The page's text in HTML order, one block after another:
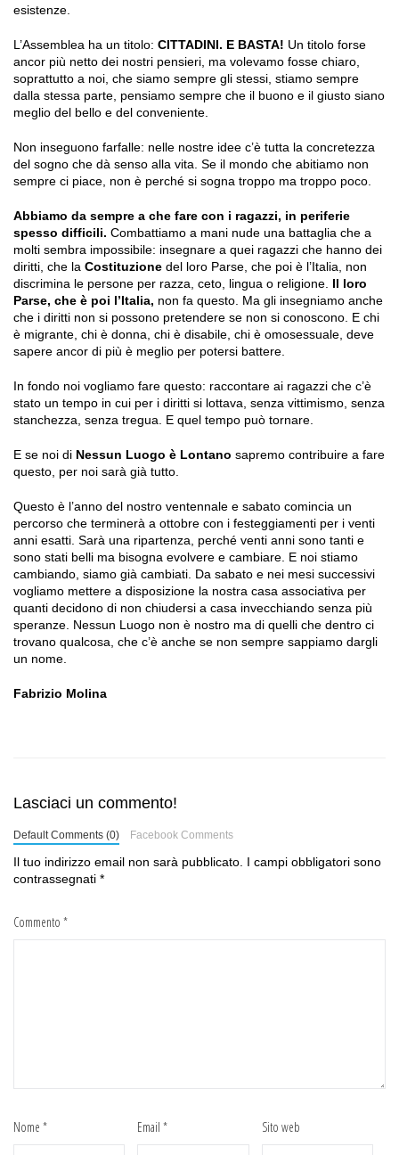
esistenze.
L’Assemblea ha un titolo: CITTADINI. E BASTA! Un titolo forse
ancor più netto dei nostri pensieri, ma volevamo fosse chiaro,
soprattutto a noi, che siamo sempre gli stessi, stiamo sempre
dalla stessa parte, pensiamo sempre che il buono e il giusto siano
meglio del bello e del conveniente.
Non inseguono farfalle: nelle nostre idee c’è tutta la concretezza
del sogno che dà senso alla vita. Se il mondo che abitiamo non
sempre ci piace, non è perché si sogna troppo ma troppo poco.
Abbiamo da sempre a che fare con i ragazzi, in periferie
spesso difficili. Combattiamo a mani nude una battaglia che a
molti sembra impossibile: insegnare a quei ragazzi che hanno dei
diritti, che la Costituzione del loro Parse, che poi è l’Italia, non
discrimina le persone per razza, ceto, lingua o religione. Il loro
Parse, che è poi l’Italia, non fa questo. Ma gli insegniamo anche
che i diritti non si possono pretendere se non si conoscono. E chi
è migrante, chi è donna, chi è disabile, chi è omosessuale, deve
sapere ancor di più è meglio per potersi battere.
In fondo noi vogliamo fare questo: raccontare ai ragazzi che c’è
stato un tempo in cui per i diritti si lottava, senza vittimismo, senza
stanchezza, senza tregua. E quel tempo può tornare.
E se noi di Nessun Luogo è Lontano sapremo contribuire a fare
questo, per noi sarà già tutto.
Questo è l’anno del nostro ventennale e sabato comincia un
percorso che terminerà a ottobre con i festeggiamenti per i venti
anni esatti. Sarà una ripartenza, perché venti anni sono tanti e
sono stati belli ma bisogna evolvere e cambiare. E noi stiamo
cambiando, siamo già cambiati. Da sabato e nei mesi successivi
vogliamo mettere a disposizione la nostra casa associativa per
quanti decidono di non chiudersi a casa invecchiando senza più
speranze. Nessun Luogo non è nostro ma di quelli che dentro ci
trovano qualcosa, che c’è anche se non sempre sappiamo dargli
un nome.
Fabrizio Molina
Lasciaci un commento!
Default Comments (0) Facebook Comments
Il tuo indirizzo email non sarà pubblicato. I campi obbligatori sono
contrassegnati *
Commento *
Nome * Email* Sito web